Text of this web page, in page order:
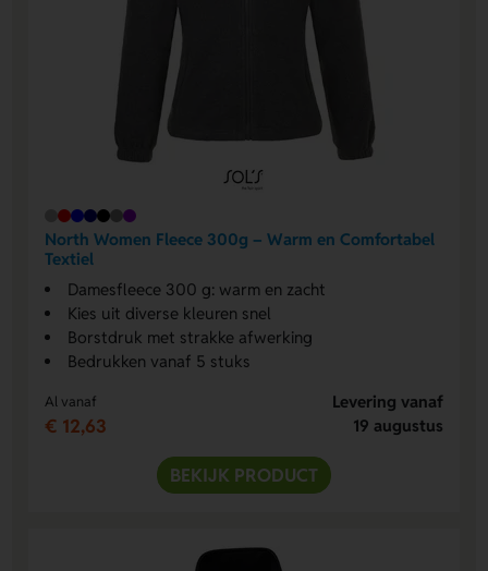
North Women Fleece 300g – Warm en Comfortabel
Textiel
Damesfleece 300 g: warm en zacht
Kies uit diverse kleuren snel
Borstdruk met strakke afwerking
Bedrukken vanaf 5 stuks
Al vanaf
€ 12,63
Levering vanaf
19 augustus
BEKIJK PRODUCT